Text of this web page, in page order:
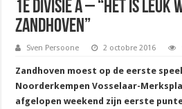
1e divisie A – “Het is leuk
Zandhoven”
Sven Persoone 2 octobre 2016
Zandhoven moest op de eerste
Noorderkempen Vosselaar-
afgelopen weekend zijn eerste